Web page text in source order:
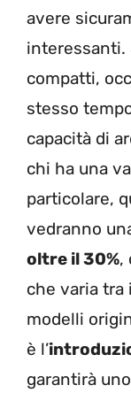
avere
interessanti.
compatti,
stesso
capacità di
chi ha una
particolare,
vedranno
oltre il 30%,
che varia tra
modelli
è l’
garantirà